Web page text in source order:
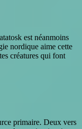
est néanmoins
nordique aime cette
créatures qui font
primaire. Deux vers